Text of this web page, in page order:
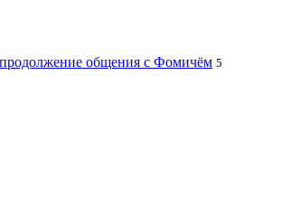
общения с Фомичём 5